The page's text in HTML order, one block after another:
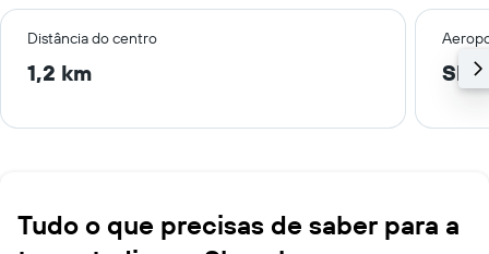
Distância do centro
1,2 km
Tudo o que precisas de saber para a